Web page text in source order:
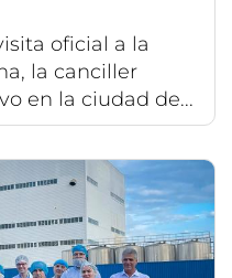
oficial a la
la canciller
en la ciudad de...